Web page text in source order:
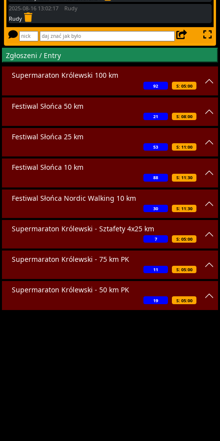
2025-08-16 13:02:17 Rudy
Rudy
Zgłoszeni / Entry
Supermaraton Królewski 100 km
S: 05:00
92
Festiwal Słońca 50 km
S: 08:00
21
Festiwal Słońca 25 km
S: 11:00
53
Festiwal Słońca 10 km
S: 11:30
88
Festiwal Słońca Nordic Walking 10 km
S: 11:30
30
Supermaraton Królewski - Sztafety 4x25 km
S: 05:00
7
Supermaraton Królewski - 75 km PK
S: 05:00
11
Supermaraton Królewski - 50 km PK
S: 05:00
19